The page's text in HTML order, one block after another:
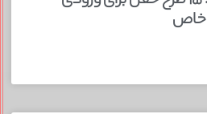
خاص